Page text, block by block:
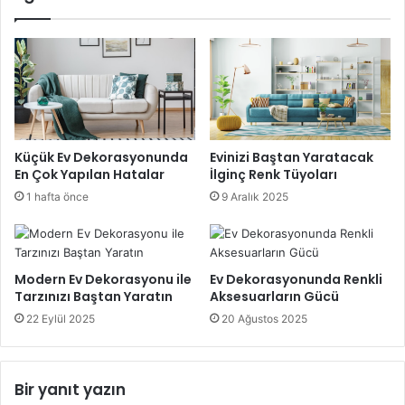
Küçük Ev Dekorasyonunda
En Çok Yapılan Hatalar
1 hafta önce
Evinizi Baştan Yaratacak
İlginç Renk Tüyoları
9 Aralık 2025
Modern Ev Dekorasyonu ile
Tarzınızı Baştan Yaratın
22 Eylül 2025
Ev Dekorasyonunda Renkli
Aksesuarların Gücü
20 Ağustos 2025
Bir yanıt yazın